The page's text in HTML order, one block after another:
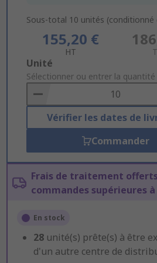
Sous-total 10 unités
155,20 €
HT
Add
to
Basket
Unité
Sélectionner ou entrer la quantité
Vérifier les dates de
Commander
Frais de traitement
commandes supérieures à
En stock
28 unité(s) prête(s) à être
d'un autre centre de